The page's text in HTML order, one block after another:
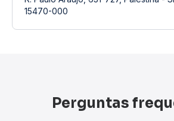
15470-000
Perguntas